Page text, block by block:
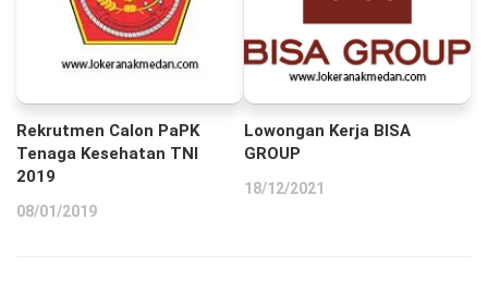
Rekrutmen Calon PaPK
Tenaga Kesehatan TNI
2019
08/01/2019
Lowongan Kerja BISA
GROUP
18/12/2021